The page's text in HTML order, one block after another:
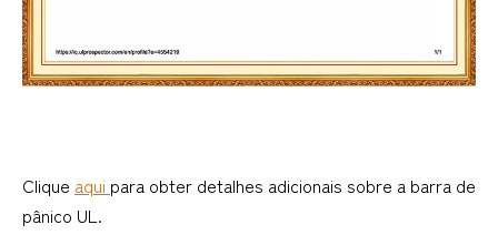
Clique aqui para obter detalhes adicionais sobre a barra de
pânico UL.